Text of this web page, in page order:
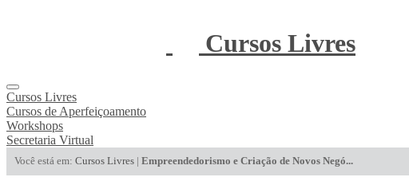
Cursos Livres
Cursos Livres
Cursos de Aperfeiçoamento
Workshops
Secretaria Virtual
Você está em: Cursos Livres | Empreendedorismo e Criação de Novos Negó...